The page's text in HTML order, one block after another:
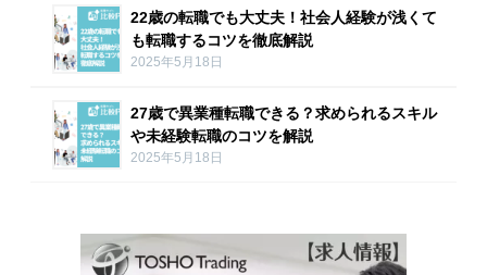
22歳の転職でも大丈夫！社会人経験が浅くて
も転職するコツを徹底解説
2025年5月18日
27歳で異業種転職できる？求められるスキル
や未経験転職のコツを解説
2025年5月18日